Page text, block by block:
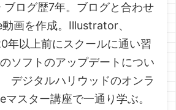
ブログ歴7年。ブログと合わせ
画を作成。Illustrator、
年以上前にスクールに通い習
ソフトのアップデートについ
デジタルハリウッドのオンラ
スター講座で一通り学ぶ。